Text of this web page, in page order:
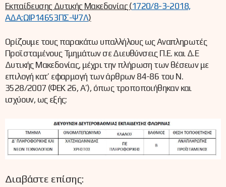
Εκπαίδευσης Δυτικής Μακεδονίας (1720/8-3-2018,
ΑΔΑ:ΩΙΡ14653ΠΣ-Ψ7Λ)
Ορίζουμε τους παρακάτω υπαλλήλους ως Αναπληρωτές
Προϊσταμένους Τμημάτων σε Διευθύνσεις Π.Ε. και Δ.Ε
Δυτικής Μακεδονίας, μέχρι την πλήρωση των θέσεων με
επιλογή κατ’ εφαρμογή των άρθρων 84-86 του Ν.
3528/2007 (ΦΕΚ 26, Α’), όπως τροποποιήθηκαν και
ισχύουν, ως εξής:
Διαβάστε επίσης: